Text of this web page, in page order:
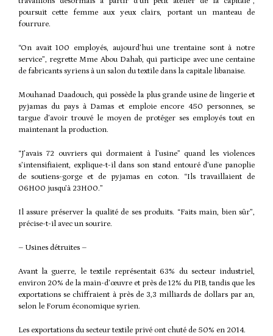
poursuit cette femme aux yeux clairs, portant un manteau de
fourrure.
“On avait 100 employés, aujourd’hui une trentaine sont à notre
service”, regrette Mme Abou Dahab, qui participe avec une centaine
de fabricants syriens à un salon du textile dans la capitale libanaise.
Mouhanad Daadouch, qui possède la plus grande usine de lingerie et
pyjamas du pays à Damas et emploie encore 450 personnes, se
targue d’avoir trouvé le moyen de protéger ses employés tout en
maintenant la production.
“J’avais 72 ouvriers qui dormaient à l’usine” quand les violences
s’intensifiaient, explique-t-il dans son stand entouré d’une panoplie
de soutiens-gorge et de pyjamas en coton. “Ils travaillaient de
06H00 jusqu’à 23H00.”
Il assure préserver la qualité de ses produits. “Faits main, bien sûr”,
précise-t-il avec un sourire.
– Usines détruites –
Avant la guerre, le textile représentait 63% du secteur industriel,
environ 20% de la main-d’œuvre et près de 12% du PIB, tandis que les
exportations se chiffraient à près de 3,3 milliards de dollars par an,
selon le Forum économique syrien.
Les exportations du secteur textile privé ont chuté de 50% en 2014.